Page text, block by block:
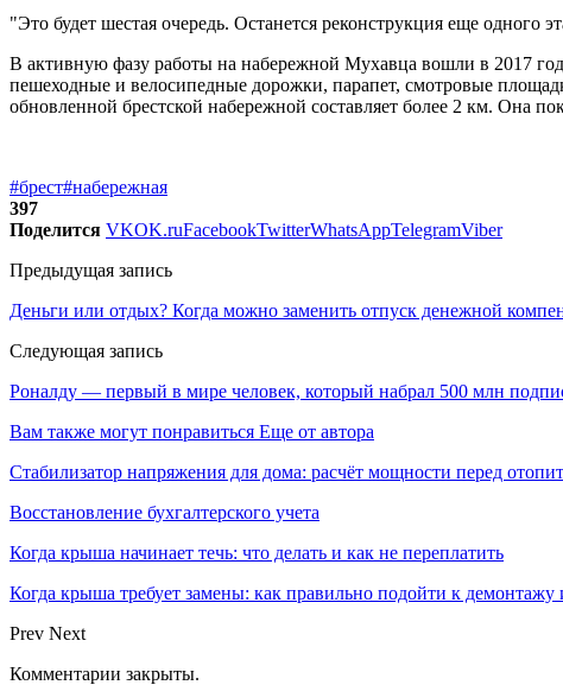
"Это будет шестая очередь. Останется реконструкция еще одного
В активную фазу работы на набережной Мухавца вошли в 2017
пешеходные и велосипедные дорожки, парапет, смотровые
обновленной брестской набережной составляет более 2 км. Она
#брест#набережная
397
Поделится VKOK.ruFacebookTwitterWhatsAppTelegramViber
Предыдущая запись
Деньги или отдых? Когда можно заменить отпуск денежной
Следующая запись
Роналду — первый в мире человек, который набрал 500 млн
Вам также могут понравиться Еще от автора
Стабилизатор напряжения для дома: расчёт мощности перед
Восстановление бухгалтерского учета
Когда крыша начинает течь: что делать и как не переплатить
Когда крыша требует замены: как правильно подойти к демонтажу
Prev Next
Комментарии закрыты.